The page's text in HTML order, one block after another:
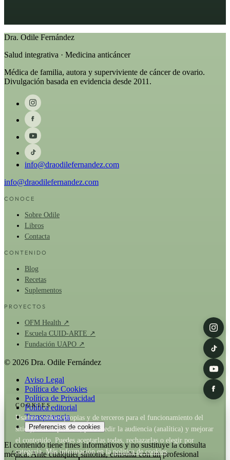
Dra. Odile Fernández
Salud integrativa · Medicina anticáncer
Médica de familia, autora y superviviente de cáncer de ovario.
Divulgación basada en evidencia desde 2011.
info@draodilefernandez.com
info@draodilefernandez.com
CONOCE
Sobre Odile
Libros
Contacta
CONTENIDO
Blog
Recetas
Suplementos
PROYECTOS
OFM Health ↗
Escuela CUID-ARTE ↗
Fundación UAPO ↗
© 2026 Dra. Odile Fernández
Aviso Legal
Política de Cookies
Política de Privacidad
Política editorial
Transparencia
Preferencias de cookies
El contenido tiene fines informativos y no sustituye la consulta
médica. Ante cualquier síntoma, consulta con un profesional
COOKIES
Usamos cookies propias y de terceros para el funcionamiento del
sitio y, con tu permiso, para medir la audiencia (analítica) y mejorar
el contenido. Puedes aceptarlas todas, rechazarlas o elegir por
categoría. Más información en lapolítica de cookies.